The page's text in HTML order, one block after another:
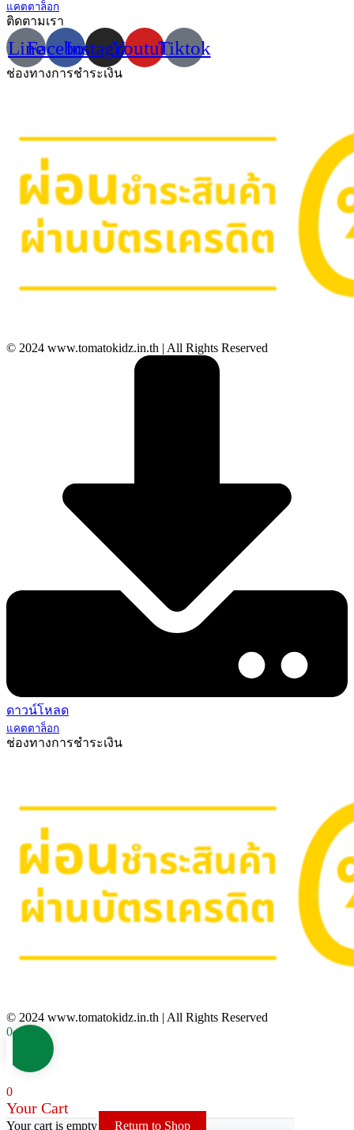
แคตตาล็อก
ติดตามเรา
LineFacebookInstagramYoutubeTiktok
ช่องทางการชำระเงิน
© 2024 www.tomatokidz.in.th | All Rights Reserved
ดาวน์โหลด
แคตตาล็อก
ช่องทางการชำระเงิน
© 2024 www.tomatokidz.in.th | All Rights Reserved
0
0
Your Cart
Your cart is empty Return to Shop